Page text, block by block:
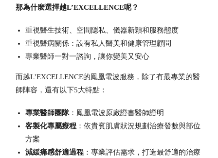
那為什麼選擇越L’EXCELLENCE呢？
重視醫生技術、空間隱私、儀器新穎和服務態度
重視醫病關係：設有私人醫美和健康管理顧問
專業醫師一對一諮詢，讓你變美又安心
而越L’EXCELLENCE的鳳凰電波 服務，除了有最專業的醫
師陣容，還有以下5大特點：
專業醫師團隊： 鳳凰電波原廠證書醫師證明
客製化專屬療程 ：依貴賓肌膚狀況規劃治療發數與部位
方案
減緩痛感舒適過程 ：專業評估需求，打造最舒適的治療